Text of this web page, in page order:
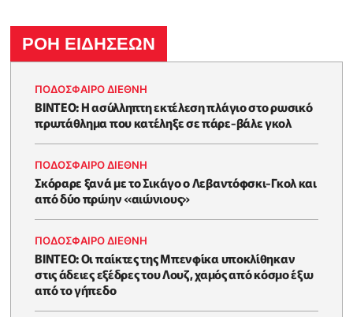
ΡΟΗ ΕΙΔΗΣΕΩΝ
ΠΟΔΟΣΦΑΙΡΟ ΔΙΕΘΝΗ
ΒΙΝΤΕΟ: Η ασύλληπτη εκτέλεση πλάγιο στο ρωσικό
πρωτάθλημα που κατέληξε σε πάρε-βάλε γκολ
ΠΟΔΟΣΦΑΙΡΟ ΔΙΕΘΝΗ
Σκόραρε ξανά με το Σικάγο ο Λεβαντόφσκι-Γκολ και
από δύο πρώην «αιώνιους»
ΠΟΔΟΣΦΑΙΡΟ ΔΙΕΘΝΗ
ΒΙΝΤΕΟ: Οι παίκτες της Μπενφίκα υποκλίθηκαν
στις άδειες εξέδρες του Λουζ, χαμός από κόσμο έξω
από το γήπεδο